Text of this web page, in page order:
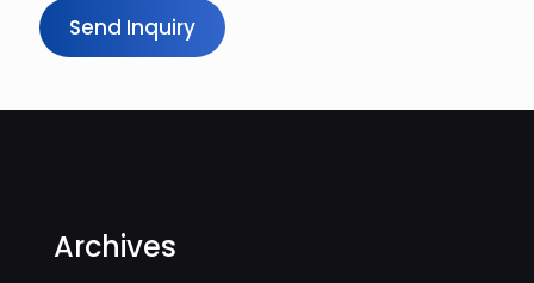
N
a
m
Send Inquiry
Archives